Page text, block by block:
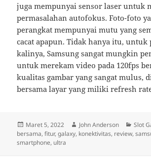
juga mempunyai sensor laser untuk
permasalahan autofokus. Foto-foto
perangkat mempunyai mutu yang
cacat apapun. Tidak hanya itu, untuk
kalinya, Samsung sangat mungkin
untuk merekam video pada 120fps
kualitas gambar yang sangat mulus,
bersama layar yang miliki refresh
Diposkan
pada
Maret 5, 2022 Penulis
John Anderson Slot
bersama,fitur,galaxy, konektivitas, review,
smartphone, ultra